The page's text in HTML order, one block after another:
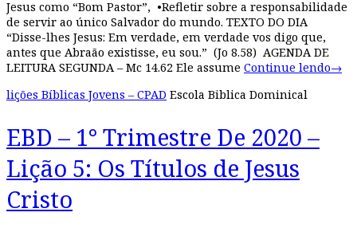
Jesus como “Bom Pastor”, •Refletir sobre a responsabilidade
de servir ao único Salvador do mundo. TEXTO DO DIA
“Disse-lhes Jesus: Em verdade, em verdade vos digo que,
antes que Abraão existisse, eu sou.” (Jo 8.58) AGENDA DE
LEITURA SEGUNDA – Mc 14.62 Ele assume Continue lendo→
lições Bíblicas Jovens – CPAD Escola Biblica Dominical
EBD – 1° Trimestre De 2020 –
Lição 5: Os Títulos de Jesus
Cristo